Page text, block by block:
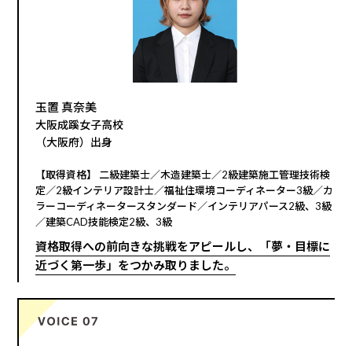
玉置 真奈美
大阪成蹊女子高校
（大阪府）出身
【取得資格】 二級建築士／木造建築士／2級建築施工管理技術検
定／2級インテリア設計士／福祉住環境コーディネーター3級／カ
ラーコーディネータースタンダード／インテリアパース2級、3級
／建築CAD技能検定2級、3級
資格取得への前向きな挑戦をアピールし、「夢・目標に
近づく第一歩」をつかみ取りました。